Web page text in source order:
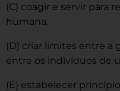
(C) coagir e servir para
humana.
(D) criar limites entre a
entre os indivíduos de
(E) estabelecer